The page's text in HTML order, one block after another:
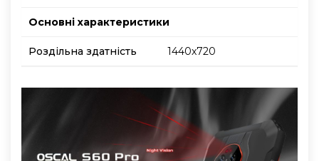
Основнi характеристики
Роздільна здатність 1440x720